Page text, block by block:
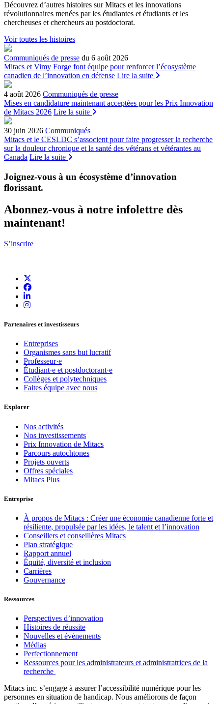
Découvrez d’autres histoires sur Mitacs et les innovations
révolutionnaires menées par les étudiantes et étudiants et les
chercheuses et chercheurs au postdoctorat.
Voir toutes les histoires
Communiqués de presse du 6 août 2026
Mitacs et Vimy Forge font équipe pour renforcer l’écosystème
canadien de l’innovation en défense Lire la suite
4 août 2026 Communiqués de presse
Mises en candidature maintenant acceptées pour les Prix Innovation
de Mitacs 2026 Lire la suite
30 juin 2026 Communiqués
Mitacs et le CESLDC s’associent pour faire progresser la recherche
sur la douleur chronique et la santé des vétérans et vétérantes au
Canada Lire la suite
Joignez-vous à un écosystème d’innovation
florissant.
Abonnez-vous à notre infolettre dès
maintenant!
S’inscrire
Partenaires et investisseurs
Entreprises
Organismes sans but lucratif
Professeur·e
Étudiant·e et postdoctorant·e
Collèges et polytechniques
Faites équipe avec nous
Explorer
Nos activités
Nos investissements
Prix Innovation de Mitacs
Parcours autochtones
Projets ouverts
Offres spéciales
Mitacs Plus
Entreprise
À propos de Mitacs : Créer une économie canadienne forte et
résiliente, propulsée par les idées, le talent et l’innovation
Conseillers et conseillères Mitacs
Plan stratégique
Rapport annuel
Équité, diversité et inclusion
Carrières
Gouvernance
Ressources
Perspectives d’innovation
Histoires de réussite
Nouvelles et événements
Médias
Perfectionnement
Ressources pour les administrateurs et administratrices de la
recherche
Mitacs inc. s’engage à assurer l’accessibilité numérique pour les
personnes en situation de handicap. Nous améliorons de façon